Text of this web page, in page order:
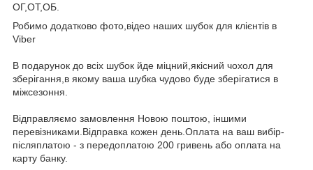
ОГ,ОТ,ОБ.
Робимо додатково фото,відео наших шубок для клієнтів в
Viber
В подарунок до всіх шубок йде міцний,якісний чохол для
зберігання,в якому ваша шубка чудово буде зберігатися в
міжсезоння.
Відправляємо замовлення Новою поштою, іншими
перевізниками.Відправка кожен день.Оплата на ваш вибір-
післяплатою - з передоплатою 200 гривень або оплата на
карту банку.